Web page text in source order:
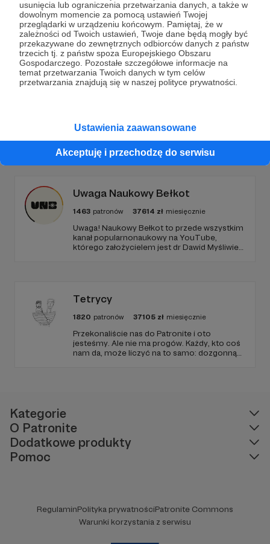
usunięcia lub ograniczenia przetwarzania danych, a także w
dowolnym momencie za pomocą ustawień Twojej
przeglądarki w urządzeniu końcowym. Pamiętaj, że w
zależności od Twoich ustawień, Twoje dane będą mogły być
przekazywane do zewnętrznych odbiorców danych z państw
trzecich tj. z państw spoza Europejskiego Obszaru
Gospodarczego. Pozostałe szczegółowe informacje na
temat przetwarzania Twoich danych w tym celów
przetwarzania znajdują się w naszej polityce prywatności.
Ustawienia zaawansowane
Akceptuję i przechodzę do serwisu
Wesprzyj działalność AutoraDefinicje
Katechetyczne Braci już teraz!
Zostań Patronem
Promowani autorzy
Uwaga Naukowy Bełkot
1463 patronów 37614 zł miesięcznie
Uwaga! Naukowy Bełkot to przede wszystkim
kanał popularnonaukowy na YouTube,
którego założycielem jest dr Dawid Myśliwiec.
Tetrycy
1820 patronów 37105 zł miesięcznie
Przekonaliście nas do Patronite i oto
jesteśmy. Ale nie ma progów. Każdy, kto coś
nam da, może liczyć na to samo: dozgonną
Kategorie
O Patronite
Dodatkowe produkty
Pomoc
RegulaminPolityka prywatnościPatronite Commons
Warunki korzystania z serwisu